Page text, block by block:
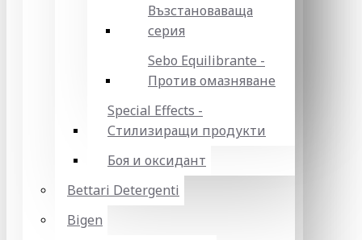
Възстановаваща
серия
Sebo Equilibrante -
Против омазняване
Special Effects -
Стилизиращи продукти
Боя и оксидант
Bettari Detergenti
Bigen